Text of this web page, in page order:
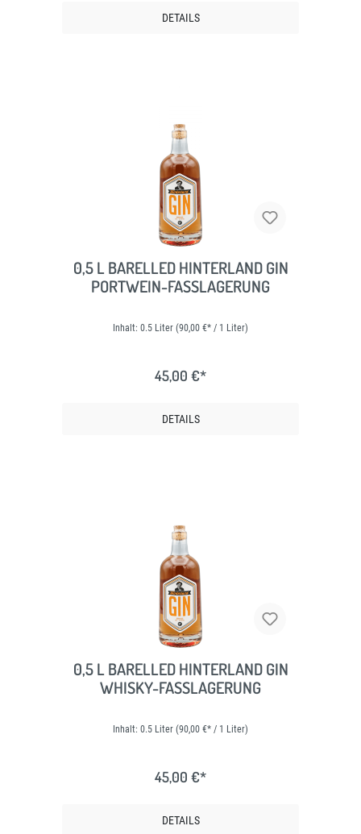
DETAILS
0,5 L BARELLED HINTERLAND GIN
PORTWEIN-FASSLAGERUNG
Inhalt: 0.5 Liter (90,00 €* / 1 Liter)
45,00 €*
DETAILS
0,5 L BARELLED HINTERLAND GIN
WHISKY-FASSLAGERUNG
Inhalt: 0.5 Liter (90,00 €* / 1 Liter)
45,00 €*
DETAILS